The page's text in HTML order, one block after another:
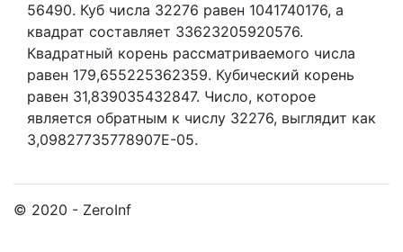
56490. Куб числа 32276 равен 1041740176, а
квадрат составляет 33623205920576.
Квадратный корень рассматриваемого числа
равен 179,655225362359. Кубический корень
равен 31,839035432847. Число, которое
является обратным к числу 32276, выглядит как
3,09827735778907E-05.
© 2020 - ZeroInf